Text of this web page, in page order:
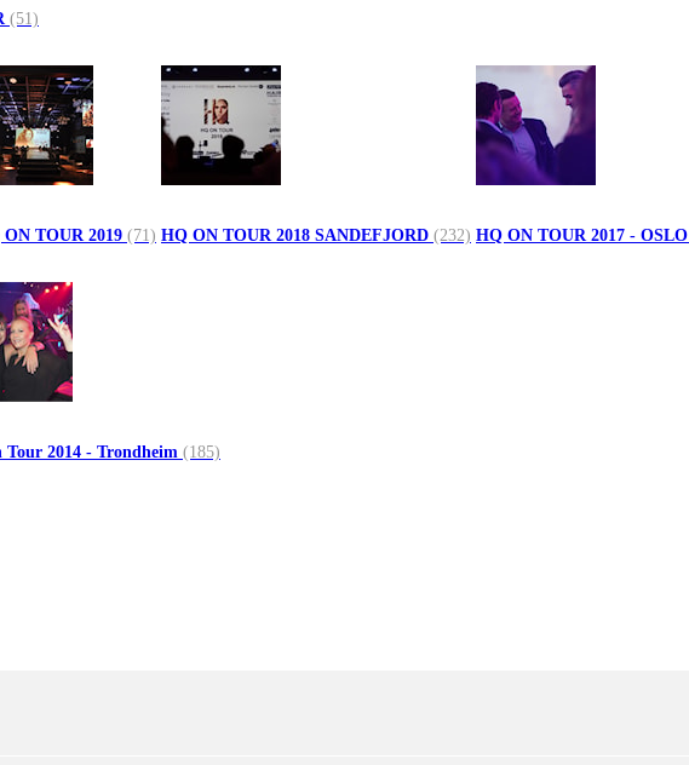
(51)
TOUR 2019 (71) HQ ON TOUR 2018 SANDEFJORD (232) HQ ON TOUR 2017 - OSLO
Tour 2014 - Trondheim (185)